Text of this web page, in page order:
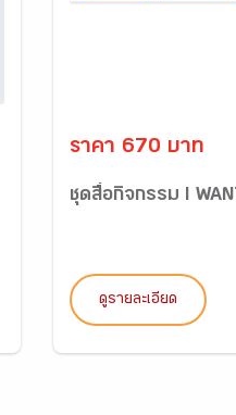
ราคา 670 บาท
ชุดสื่อกิจกรรม I
ดูรายละเอียด